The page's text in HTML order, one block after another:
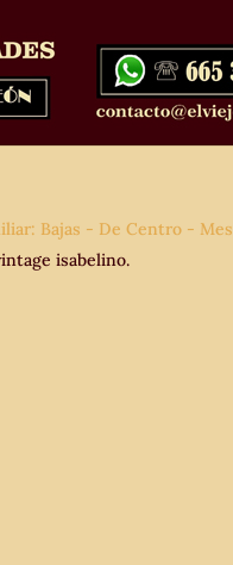
Bajas - De Centro -
isabelino.